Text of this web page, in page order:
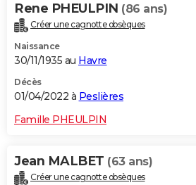
Alimentation
Guide de la santé
Maladies
Médicaments
Sommeil
VOYAGE
Destinations
City break
Voyage nature
Voyage de noces
Forum
Climat
+PHOTO
GUIDES D'ACHAT
Carte de Noël
Carte Bonne année
Carte Saint-Valentin
Carte Pâques
Carte d'anniversaire
DICTIONNAIRE
Rene PHEULPIN (86 ans)
Créer une cagnotte obsèques
Naissance
30/11/1935 au Havre
Décès
01/04/2022 à Peslières
Famille PHEULPIN
Jean MALBET (63 ans)
Créer une cagnotte obsèques